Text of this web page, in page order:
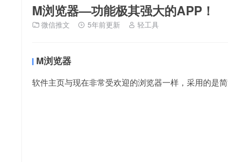
M浏览器—功能极其强大的APP！
微信推文 5年前更新 轻工具
M浏览器
软件主页与现在非常受欢迎的浏览器一样，采用的是